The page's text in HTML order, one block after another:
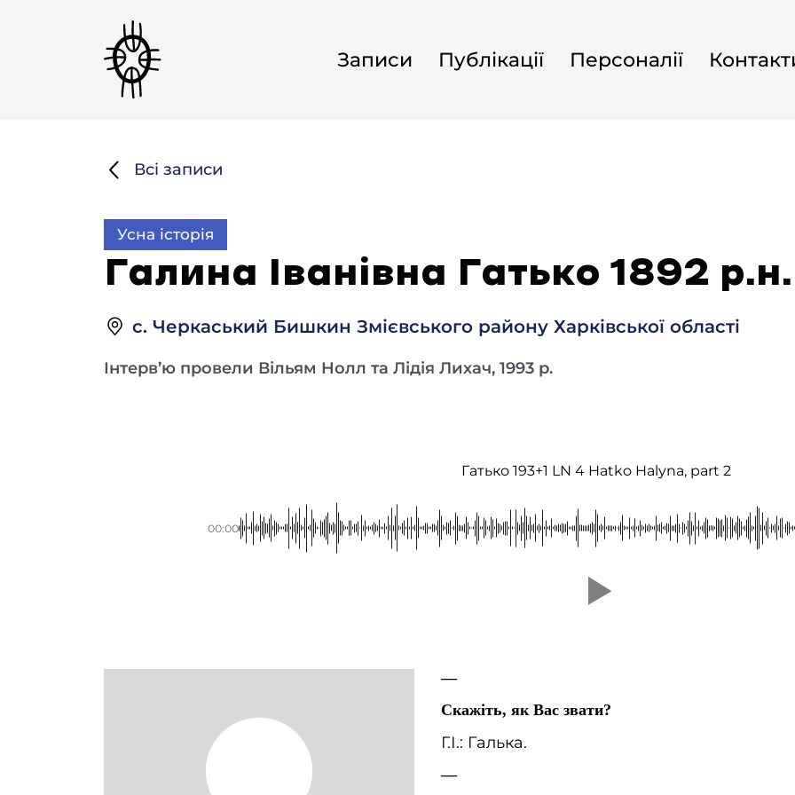
Записи Публікації Персоналії
Всі записи
Усна історія
Галина Іванівна Гатько 1892 р.н.
с. Черкаський Бишкин Змієвського району Харківської області
Інтерв’ю провели Вільям Нолл та Лідія Лихач, 1993 р.
Гатько 193+1 LN 4 Hatko Halyna, part 2
00:00
—
Скажіть, як Вас звати?
Г.І.: Галька.
—